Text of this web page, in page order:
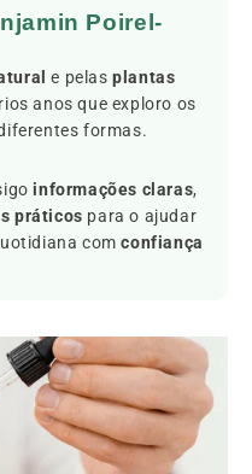
Poirel-
e pelasplantas
anos que exploro os
formas.
informações claras,
práticos para o ajudar
comconfiança